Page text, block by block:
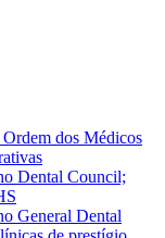
dos Médicos
Dental Council;
General Dental